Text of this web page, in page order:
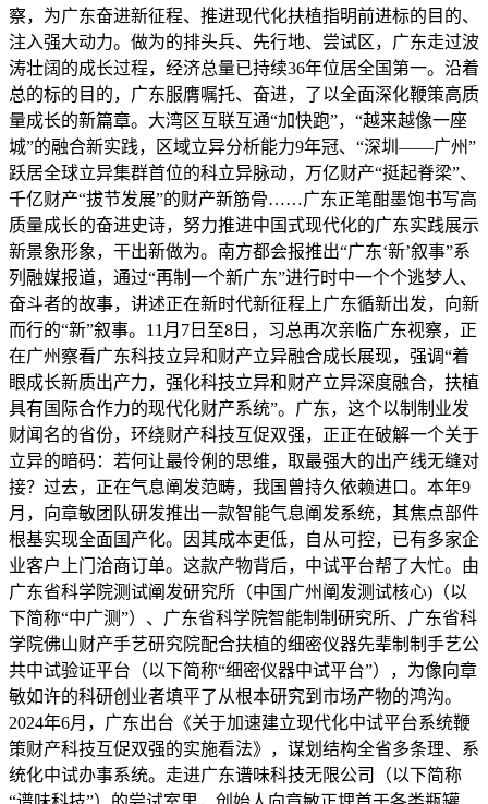
察，为广东奋进新征程、推进现代化扶植指明前进标的目的、
注入强大动力。做为的排头兵、先行地、尝试区，广东走过波
涛壮阔的成长过程，经济总量已持续36年位居全国第一。沿着
总的标的目的，广东服膺嘱托、奋进，了以全面深化鞭策高质
量成长的新篇章。大湾区互联互通“加快跑”，“越来越像一座
城”的融合新实践，区域立异分析能力9年冠、“深圳——广州”
跃居全球立异集群首位的科立异脉动，万亿财产“挺起脊梁”、
千亿财产“拔节发展”的财产新筋骨……广东正笔酣墨饱书写高
质量成长的奋进史诗，努力推进中国式现代化的广东实践展示
新景象形象，干出新做为。南方都会报推出“广东‘新’叙事”系
列融媒报道，通过“再制一个新广东”进行时中一个个逃梦人、
奋斗者的故事，讲述正在新时代新征程上广东循新出发，向新
而行的“新”叙事。11月7日至8日，习总再次亲临广东视察，正
在广州察看广东科技立异和财产立异融合成长展现，强调“着
眼成长新质出产力，强化科技立异和财产立异深度融合，扶植
具有国际合作力的现代化财产系统”。广东，这个以制制业发
财闻名的省份，环绕财产科技互促双强，正正在破解一个关于
立异的暗码：若何让最伶俐的思维，取最强大的出产线无缝对
接？过去，正在气息阐发范畴，我国曾持久依赖进口。本年9
月，向章敏团队研发推出一款智能气息阐发系统，其焦点部件
根基实现全面国产化。因其成本更低，自从可控，已有多家企
业客户上门洽商订单。这款产物背后，中试平台帮了大忙。由
广东省科学院测试阐发研究所（中国广州阐发测试核心)（以
下简称“中广测”）、广东省科学院智能制制研究所、广东省科
学院佛山财产手艺研究院配合扶植的细密仪器先辈制制手艺公
共中试验证平台（以下简称“细密仪器中试平台”），为像向章
敏如许的科研创业者填平了从根本研究到市场产物的鸿沟。
2024年6月，广东出台《关于加速建立现代化中试平台系统鞭
策财产科技互促双强的实施看法》，谋划结构全省多条理、系
统化中试办事系统。走进广东谱味科技无限公司（以下简称